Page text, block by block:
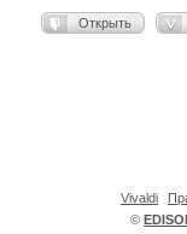
Открыть
©
Vivaldi